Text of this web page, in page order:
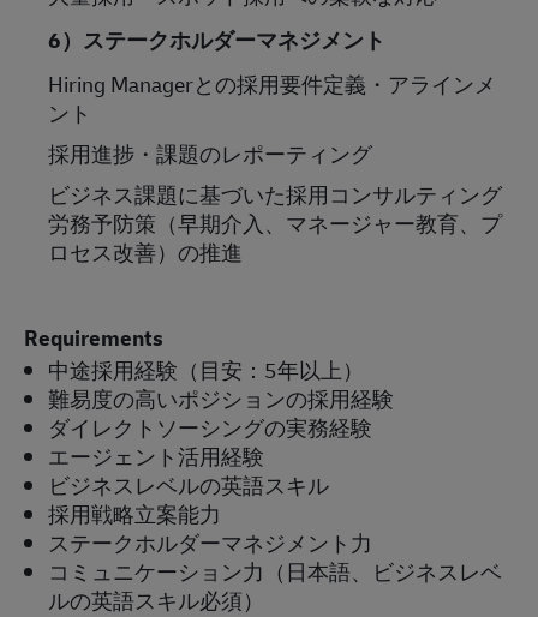
6）ステークホルダーマネジメント
Hiring Managerとの採用要件定義・アラインメ
ント
採用進捗・課題のレポーティング
ビジネス課題に基づいた採用コンサルティング
労務予防策（早期介入、マネージャー教育、プ
ロセス改善）の推進
Requirements
中途採用経験（目安： 5年以上）
難易度の高いポジションの採用経験
ダイレクトソーシングの実務経験
エージェント活用経験
ビジネスレベルの英語スキル
採用戦略立案能力
ステークホルダーマネジメント力
コミュニケーション力（日本語、ビジネスレベ
ルの英語スキル必須）